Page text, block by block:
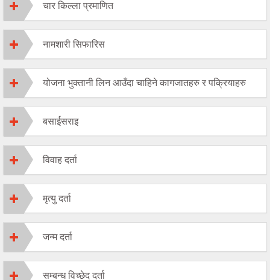
चार किल्ला प्रमाणित
नामशारी सिफारिस
योजना भुक्तानी लिन आउँदा चाहिने कागजातहरु र पक्रियाहरु
बसाईसराइ
विवाह दर्ता
मृत्यु दर्ता
जन्म दर्ता
सम्बन्ध विच्छेद दर्ता